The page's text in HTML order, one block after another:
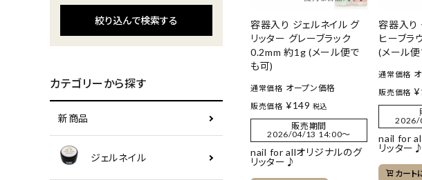
絞り込んで検索する
カテゴリーから探す
新商品
ジェルネイル
容器入り ジェルネイル グ
リッター グレーブラック
0.2mm 約1g (メール便で
も可)
通常価格 オープン価格
販売価格 ¥149 税込
販売期間
2026/04/13 14:00〜
nail for allオリジナルのグ
リッター♪
容器入り
ヒーブラ
(メール
通常価格
販売価格 ¥
2026/
nail for
リッター♪
カート